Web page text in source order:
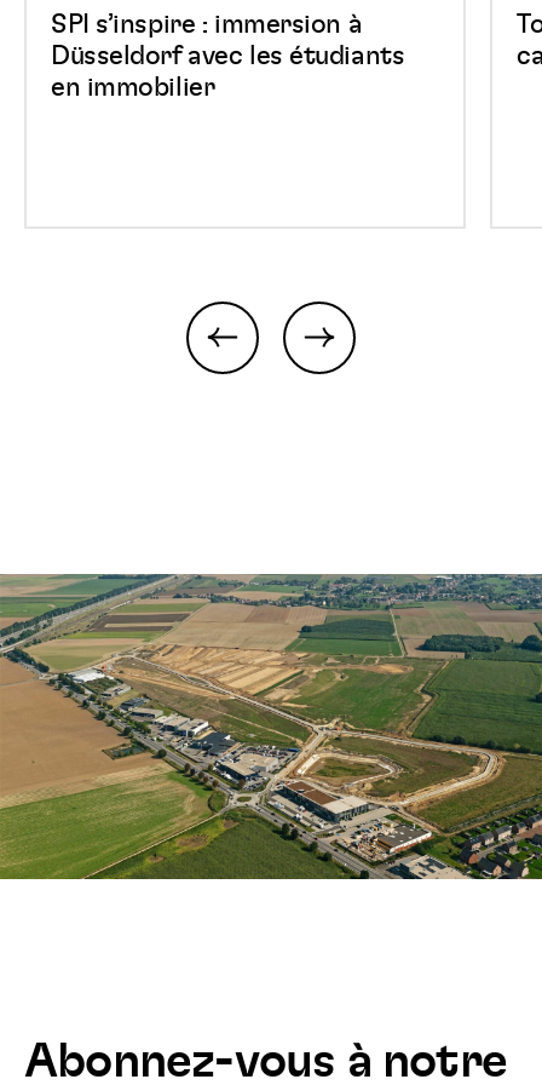
SPI s’inspire : immersion à
Düsseldorf avec les étudiants
en immobilier
immobilier
Park
previous
next
Abonnez-vous à notre